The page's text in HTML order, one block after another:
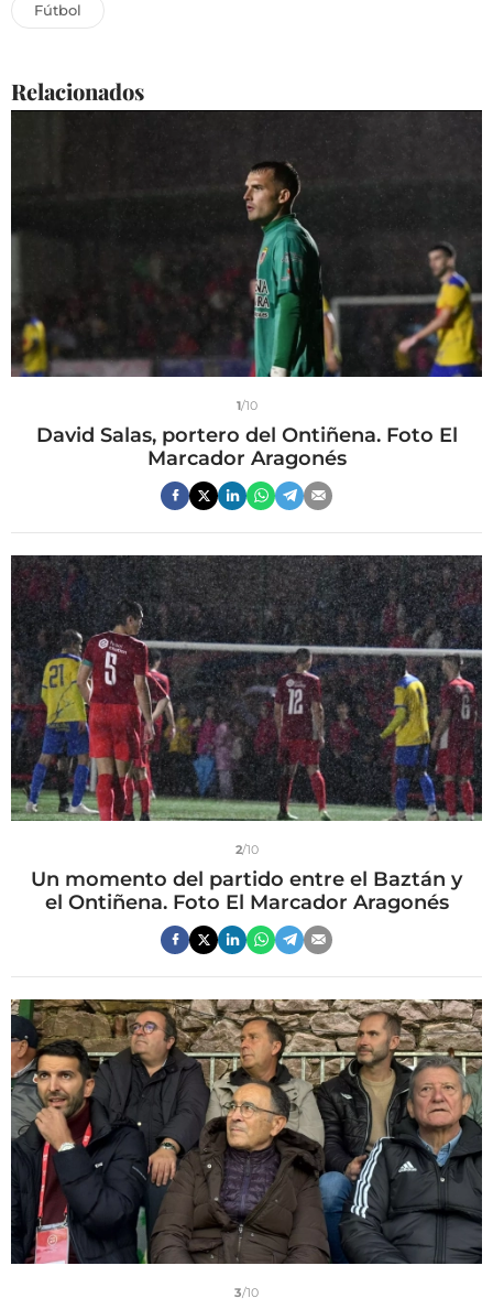
Fútbol
Relacionados
1/10
David Salas, portero del Ontiñena. Foto El
Marcador Aragonés
2/10
Un momento del partido entre el Baztán y
el Ontiñena. Foto El Marcador Aragonés
3/10